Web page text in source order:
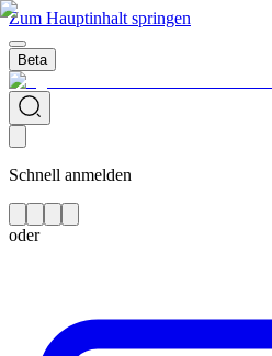
Zum Hauptinhalt springen
Beta
Schnell anmelden
oder